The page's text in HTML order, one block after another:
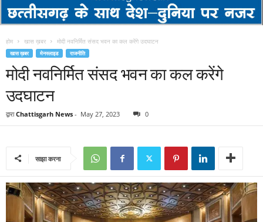
होम खास ख़बर मोदी नवनिर्मित संसद भवन का कल करेंगे उदघाटन
खास ख़बर मेनस्लाइड राजनीति
मोदी नवनिर्मित संसद भवन का कल करेंगे
उदघाटन
द्वारा Chattisgarh News - May 27, 2023 0
साझा करना